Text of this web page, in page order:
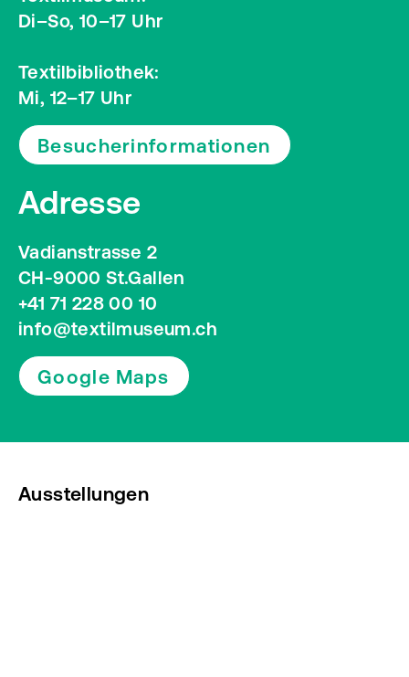
Di–So, 10–17 Uhr
Textilbibliothek:
Mi, 12–17 Uhr
Besucherinformationen
Adresse
Vadianstrasse 2
CH-9000 St.Gallen
+41 71 228 00 10
info@textilmuseum.ch
Google Maps
Ausstellungen